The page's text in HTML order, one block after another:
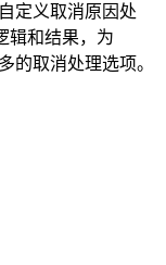
定义取消原因处
辑和结果，为
的取消处理选项。